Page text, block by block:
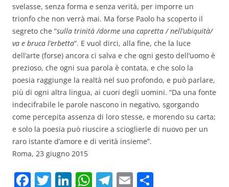
svelasse, senza forma e senza verità, per imporre un
trionfo che non verrà mai. Ma forse Paolo ha scoperto il
segreto che “sulla trinità /dorme una capretta / nell’ubiquità/
va e bruca l’erbetta”. E vuol dirci, alla fine, che la luce
dell’arte (forse) ancora ci salva e che ogni gesto dell’uomo è
prezioso, che ogni sua parola è contata, e che solo la
poesia raggiunge la realtà nel suo profondo, e può parlare,
più di ogni altra lingua, ai cuori degli uomini. “Da una fonte
indecifrabile le parole nascono in negativo, sgorgando
come percepita assenza di loro stesse, e morendo su carta;
e solo la poesia può riuscire a scioglierle di nuovo per un
raro istante d’amore e di verità insieme”.
Roma, 23 giugno 2015
F T Li W T E